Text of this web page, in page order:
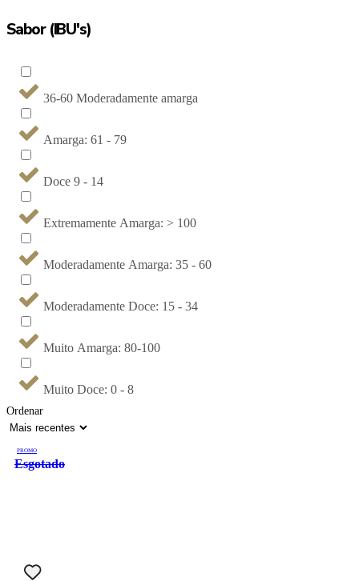
Sabor (IBU's)
36-60 Moderadamente amarga
Amarga: 61 - 79
Doce 9 - 14
Extremamente Amarga: > 100
Moderadamente Amarga: 35 - 60
Moderadamente Doce: 15 - 34
Muito Amarga: 80-100
Muito Doce: 0 - 8
Ordenar
PROMO
Esgotado